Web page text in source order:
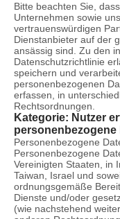
Bitte beachten Sie,
Unternehmen sowie
vertrauenswürdigen
Dienstanbieter auf der
ansässig sind. Zu den
Datenschutzrichtlinie
speichern und
personenbezogenen
erfassen, in
Rechtsordnungen.
Kategorie: Nutzer
personenbezogene
Personenbezogene
Personenbezogene
Vereinigten Staaten, in
Taiwan, Israel und
ordnungsgemäße
Dienste und/oder
(wie nachstehend